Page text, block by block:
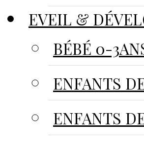
EVEIL &
BÉBÉ 0-
ENFANTS
ENFANTS